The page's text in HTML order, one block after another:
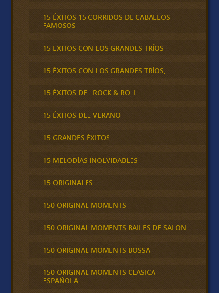
15 ÉXITOS 15 CORRIDOS DE CABALLOS
FAMOSOS
15 EXITOS CON LOS GRANDES TRÍOS
15 ÉXITOS CON LOS GRANDES TRÍOS,
15 ÉXITOS DEL ROCK & ROLL
15 ÉXITOS DEL VERANO
15 GRANDES ÉXITOS
15 MELODÍAS INOLVIDABLES
15 ORIGINALES
150 ORIGINAL MOMENTS
150 ORIGINAL MOMENTS BAILES DE SALON
150 ORIGINAL MOMENTS BOSSA
150 ORIGINAL MOMENTS CLASICA
ESPAÑOLA